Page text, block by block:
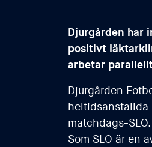
Djurgården har
positivt
arbetar
Djurgården
heltidsanställda
matchdags-SLO.
Som SLO är en